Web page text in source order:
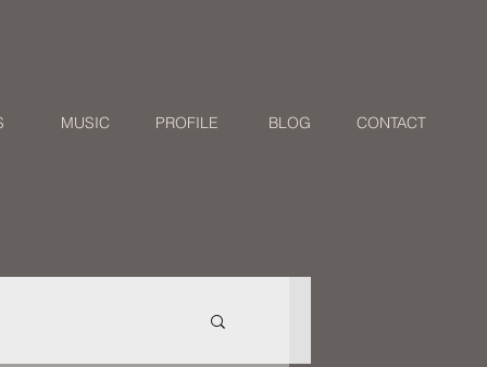
MUSIC PROFILE BLOG CONTACT